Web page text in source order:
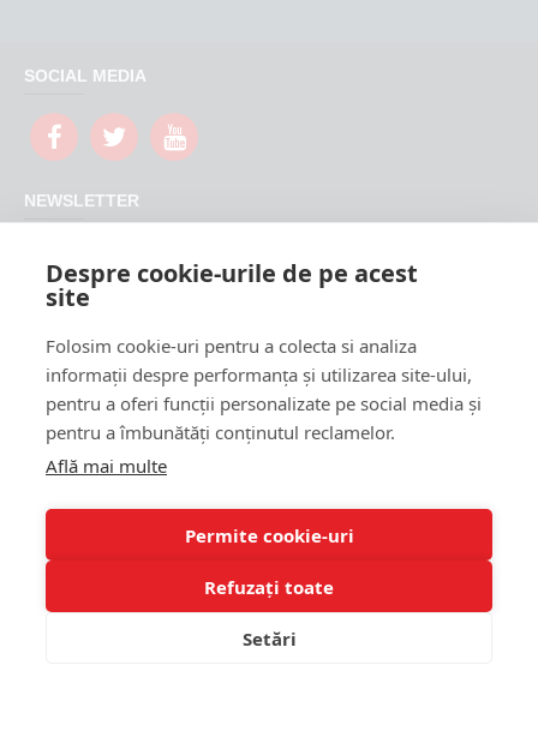
SOCIAL MEDIA
NEWSLETTER
FeederShop
CAPTCHA
Please complete the
captcha validation
below
Am citit si sunt de acord cuTermeni si conditii
Despre cookie-urile de pe acest
site
Folosim cookie-uri pentru a colecta si analiza
informații despre performanța și utilizarea site-ului,
pentru a oferi funcții personalizate pe social media și
pentru a îmbunătăți conținutul reclamelor.
Află mai multe
Permite cookie-uri
Refuzați toate
Setări